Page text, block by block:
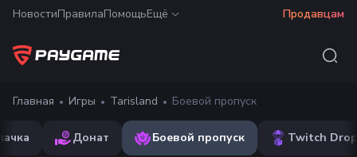
НовостиПравилаПомощьЕщё Продавцам
Главная Игры Tarisland Боевой пропуск
Донат Боевой пропуск Twitch